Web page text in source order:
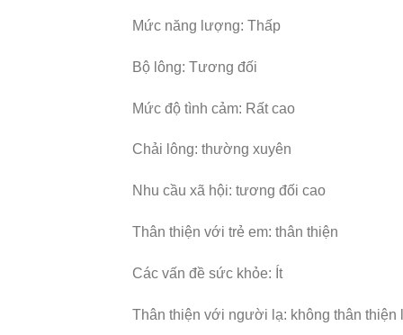
Mức năng lượng: Thấp
Bộ lông: Tương đối
Mức độ tình cảm: Rất cao
Chải lông: thường xuyên
Nhu cầu xã hội: tương đối cao
Thân thiện với trẻ em: thân thiện
Các vấn đề sức khỏe: Ít
Thân thiện với người lạ: không thân thiện